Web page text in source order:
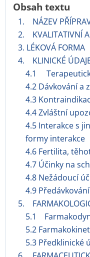
Obsah textu
1. NÁZEV
2. KVALITATIVNÍ A
3. LÉKOVÁ FORMA
4. KLINICKÉ
4.1
4.2 Dávkování a
4.3
4.4 Zvláštní
4.5 Interakce s
formy interakce
4.6 Fertilita,
4.7 Účinky na
4.8 Nežádoucí
4.9 Předávkování
5.
5.1
5.2
5.3 Předklinické